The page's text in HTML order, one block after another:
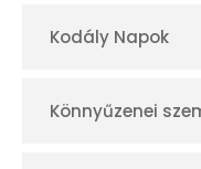
Kodály Napok
Könnyűzenei